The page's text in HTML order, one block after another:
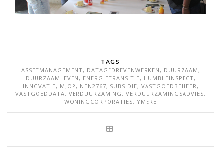
TAGS
ASSETMANAGEMENT, DATAGEDREVENWERKEN, DUURZAAM,
DUURZAAMLEVEN, ENERGIETRANSITIE, HUMBLEINSPECT,
INNOVATIE, MJOP, NEN2767, SUBSIDIE, VASTGOEDBEHEER,
VASTGOEDDATA, VERDUURZAMING, VERDUURZAMINGSADVIES,
WONINGCORPORATIES, YMERE